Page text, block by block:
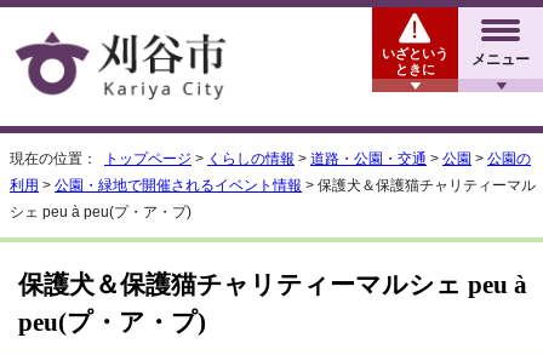
メニュー
いざという
ときに
現在の位置： トップページ > くらしの情報 > 道路・公園・交通 > 公園 > 公園の
利用 > 公園・緑地で開催されるイベント情報 > 保護犬＆保護猫チャリティーマル
シェ peu à peu(プ・ア・プ)
保護犬＆保護猫チャリティーマルシェ peu à
peu(プ・ア・プ)